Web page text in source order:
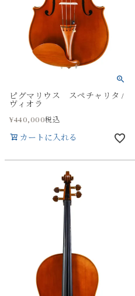
ピグマリウス スペチャリタ /
ヴィオラ
¥440,000税込
カートに入れる